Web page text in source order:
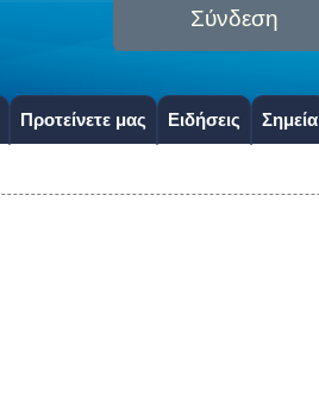
Σύνδεση
Προτείνετε μας Ειδήσεις Σημεία